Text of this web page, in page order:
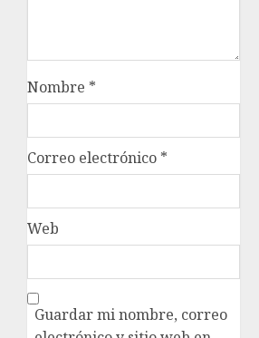
Nombre *
Correo electrónico *
Web
Guardar mi nombre, correo